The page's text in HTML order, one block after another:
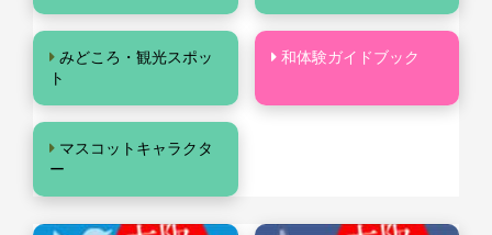
みどころ・観光スポッ
ト
和体験ガイドブック
マスコットキャラクタ
ー